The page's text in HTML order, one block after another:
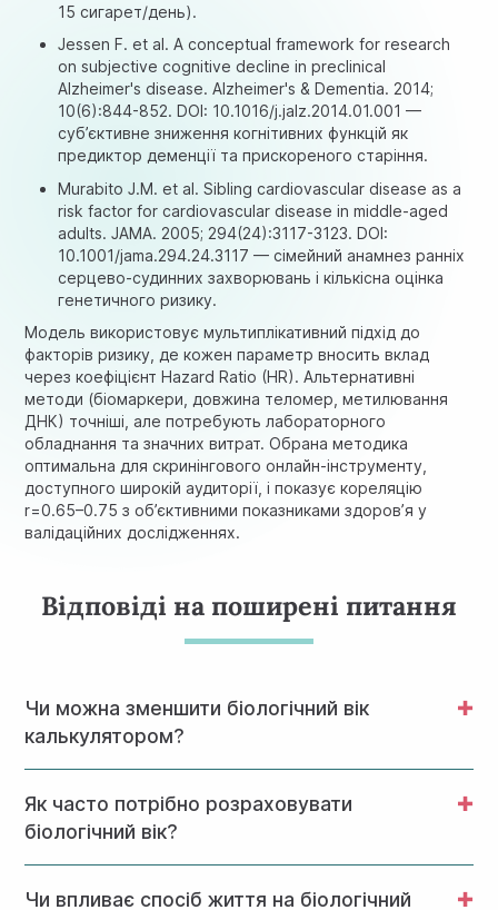
15 сигарет/день).
Jessen F. et al. A conceptual framework for research
on subjective cognitive decline in preclinical
Alzheimer's disease. Alzheimer's & Dementia. 2014;
10(6):844-852. DOI: 10.1016/j.jalz.2014.01.001 —
суб’єктивне зниження когнітивних функцій як
предиктор деменції та прискореного старіння.
Murabito J.M. et al. Sibling cardiovascular disease as a
risk factor for cardiovascular disease in middle-aged
adults. JAMA. 2005; 294(24):3117-3123. DOI:
10.1001/jama.294.24.3117 — сімейний анамнез ранніх
серцево-судинних захворювань і кількісна оцінка
генетичного ризику.
Модель використовує мультиплікативний підхід до
факторів ризику, де кожен параметр вносить вклад
через коефіцієнт Hazard Ratio (HR). Альтернативні
методи (біомаркери, довжина теломер, метилювання
ДНК) точніші, але потребують лабораторного
обладнання та значних витрат. Обрана методика
оптимальна для скринінгового онлайн-інструменту,
доступного широкій аудиторії, і показує кореляцію
r=0.65–0.75 з об’єктивними показниками здоров’я у
валідаційних дослідженнях.
Відповіді на поширені питання
Чи можна зменшити біологічний вік
калькулятором?
лише оцінює поточний стан. Проте регулярне
використання тесту допомагає відстежувати
пацієнтами часто спостерігаю, як люди, побачивши
цифри, починають діяти: кидають палити,
Як часто потрібно розраховувати
біологічний вік?
активно змінюєте звички (почали тренування,
Чи впливає спосіб життя на біологічний